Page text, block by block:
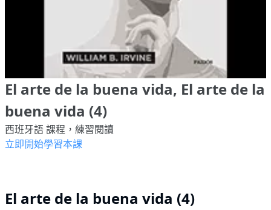
El arte de la buena vida, El arte de la
buena vida (4)
西班牙語 課程，練習閱讀
立即開始學習本課
El arte de la buena vida (4)